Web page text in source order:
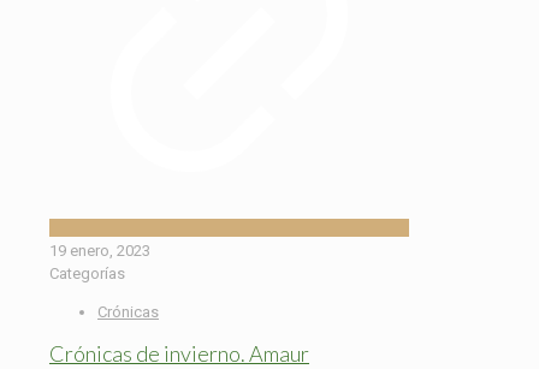
19 enero, 2023
Categorías
Crónicas
Crónicas de invierno. Amaur